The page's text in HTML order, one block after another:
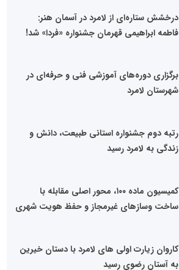
درخشش ستاره‌ای از لامرد در آسمان هنر:
فاطمه ابراهیمی قهرمان جشنواره «فردا» شد!
برگزاری دوره‌های آموزشی فنی و حرفه‌ای در
شهرستان لامرد
رتبه دوم جشنواره استانی طبیعت، دانش و
زندگی به لامرد رسید
کمیسیون ماده ۱۰۰، محور اصلی مقابله با
ساخت وسازهای غیرمجاز و حفظ هویت شهری
کاروان زیارت اولی های لامرد با دستان خیرین
به آستان رضوی رسید